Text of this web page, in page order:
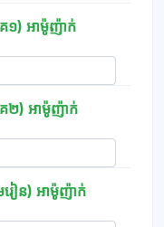
១) អាម៉ូញ៉ាក់
គ២) អាម៉ូញ៉ាក់
រៀន) អាម៉ូញ៉ាក់ទំព័រ